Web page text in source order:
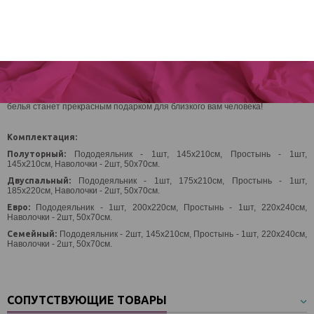
перестает получать необходимое количество кислорода,
100% органический материал.
Кроме всего выше перечисленного, комплект хлопкового постельного
белья станет прекрасным подарком для близкого вам человека!
Комплектация:
Полуторный:
Пододеяльник - 1шт, 145х210см, Простынь - 1шт,
145х210см, Наволочки - 2шт, 50х70см.
Двуспальный: Пододеяльник - 1шт, 175х210см, Простынь - 1шт,
185х220см, Наволочки - 2шт, 50х70см.
Евро: Пододеяльник - 1шт, 200х220см, Простынь - 1шт, 220х240см,
Наволочки - 2шт, 50х70см.
Семейный: Пододеяльник - 2шт, 145х210см, Простынь - 1шт, 220х240см,
Наволочки - 2шт, 50х70см.
СОПУТСТВУЮЩИЕ ТОВАРЫ